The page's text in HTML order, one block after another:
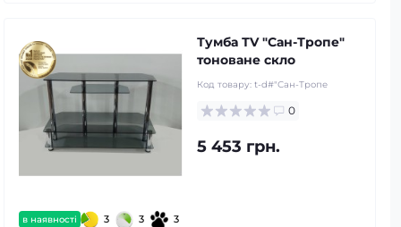
в наявності 3 3 3
Тумба ТV "Сан-Тропе"
тоноване скло
Код товару: t-d#"Сан-Тропе
0
5 453 грн.